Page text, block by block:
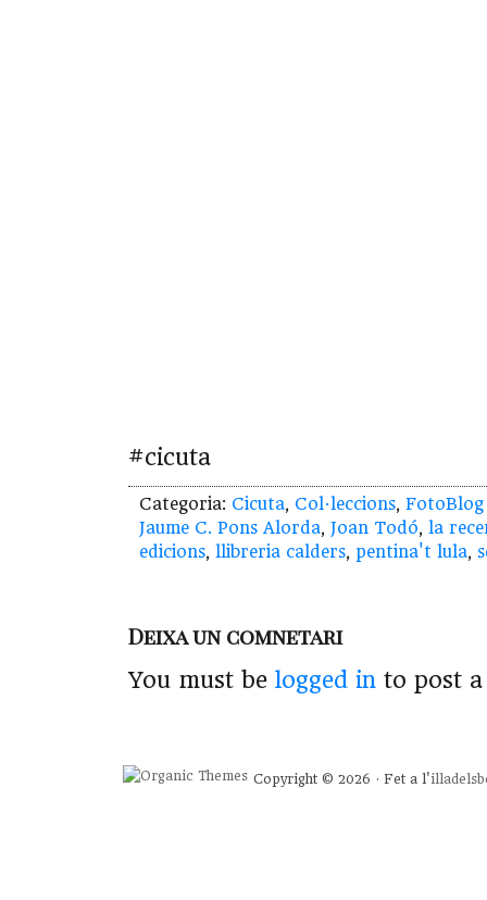
#cicuta
Categoria: Cicuta, Col·leccions, FotoBlog
Jaume C. Pons Alorda, Joan Todó, la
edicions, llibreria calders, pentina't lula,
Deixa un comnetari
You must be logged in to post
Copyright © 2026 · Fet a l'